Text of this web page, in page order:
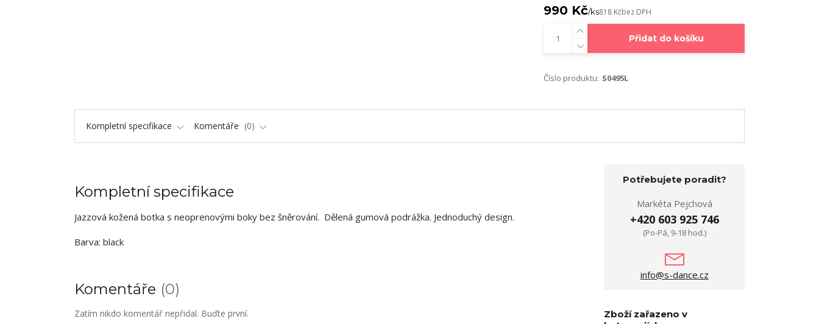
990 Kč/ks818 Kčbez DPH
Přidat do košíku
Číslo produktu: S0495L
Kompletní specifikace Komentáře 0
Kompletní specifikace
Jazzová kožená botka s neoprenovými boky bez šněrování. Dělená gumová podrážka. Jednoduchý design.
Barva: black
Komentáře 0
Zatím nikdo komentář nepřidal. Buďte první.
Potřebujete poradit?
Markéta Pejchová
+420 603 925 746
(Po-Pá, 9-18 hod.)
info@s-dance.cz
Zboží zařazeno v